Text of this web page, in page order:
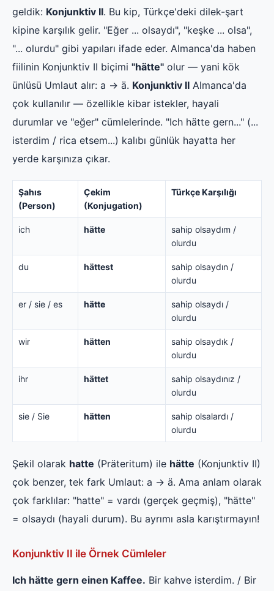
geldik: Konjunktiv II. Bu kip, Türkçe'deki dilek-şart
kipine karşılık gelir. "Eğer ... olsaydı", "keşke ... olsa",
"... olurdu" gibi yapıları ifade eder. Almanca'da haben
fiilinin Konjunktiv II biçimi "hätte" olur — yani kök
ünlüsü Umlaut alır: a → ä. Konjunktiv II Almanca'da
çok kullanılır — özellikle kibar istekler, hayali
durumlar ve "eğer" cümlelerinde. "Ich hätte gern..." (...
isterdim / rica etsem...) kalıbı günlük hayatta her
yerde karşınıza çıkar.
Şahıs
(Person)
Çekim
(Konjugation)
Türkçe Karşılığı
ich hätte
sahip olsaydım /
olurdu
du hättest
sahip olsaydın /
olurdu
er / sie / es hätte
sahip olsaydı /
olurdu
wir hätten
sahip olsaydık /
olurdu
ihr hättet
sahip olsaydınız /
olurdu
sie / Sie hätten
sahip olsalardı /
olurdu
Şekil olarak hatte (Präteritum) ile hätte (Konjunktiv II)
çok benzer, tek fark Umlaut: a → ä. Ama anlam olarak
çok farklılar: "hatte" = vardı (gerçek geçmiş), "hätte"
= olsaydı (hayali durum). Bu ayrımı asla karıştırmayın!
Konjunktiv II ile Örnek Cümleler
Ich hätte gern einen Kaffee. Bir kahve isterdim. / Bir